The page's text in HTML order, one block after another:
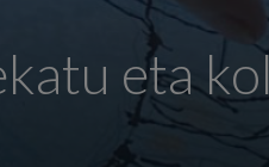
eta